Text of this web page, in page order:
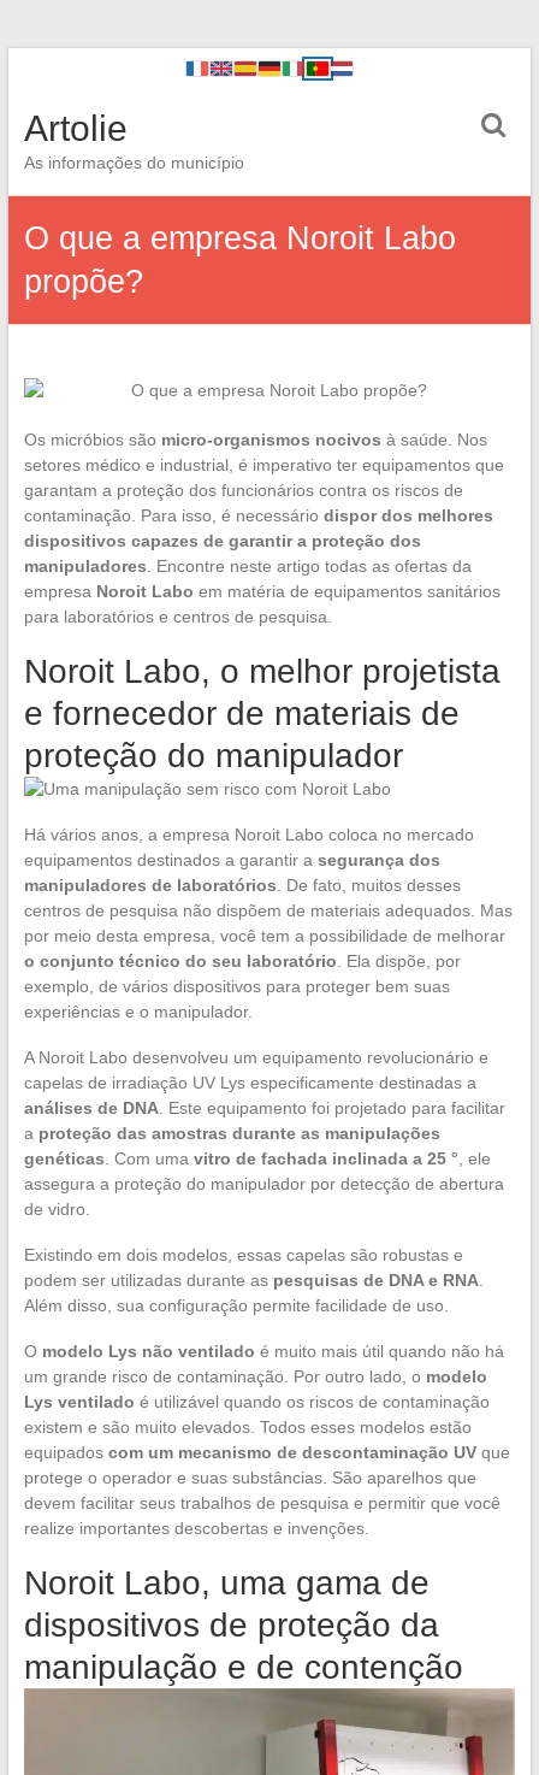
Artolie
As informações do município
O que a empresa Noroit Labo
propõe?
Os micróbios são micro-organismos nocivos à saúde. Nos
setores médico e industrial, é imperativo ter equipamentos que
garantam a proteção dos funcionários contra os riscos de
contaminação. Para isso, é necessário dispor dos melhores
dispositivos capazes de garantir a proteção dos
manipuladores . Encontre neste artigo todas as ofertas da
empresa Noroit Labo em matéria de equipamentos sanitários
para laboratórios e centros de pesquisa.
Noroit Labo, o melhor projetista
e fornecedor de materiais de
proteção do manipulador
Há vários anos, a empresa Noroit Labo coloca no mercado
equipamentos destinados a garantir a segurança dos
manipuladores de laboratórios . De fato, muitos desses
centros de pesquisa não dispõem de materiais adequados. Mas
por meio desta empresa, você tem a possibilidade de melhorar
o conjunto técnico do seu laboratório . Ela dispõe, por
exemplo, de vários dispositivos para proteger bem suas
experiências e o manipulador.
A Noroit Labo desenvolveu um equipamento revolucionário e
capelas de irradiação UV Lys especificamente destinadas a
análises de DNA. Este equipamento foi projetado para facilitar
a proteção das amostras durante as manipulações
genéticas . Com uma vitro de fachada inclinada a 25 ° , ele
assegura a proteção do manipulador por detecção de abertura
de vidro.
Existindo em dois modelos, essas capelas são robustas e
podem ser utilizadas durante as pesquisas de DNA e RNA.
Além disso, sua configuração permite facilidade de uso.
O modelo Lys não ventilado é muito mais útil quando não há
um grande risco de contaminação. Por outro lado, o modelo
Lys ventilado é utilizável quando os riscos de contaminação
existem e são muito elevados. Todos esses modelos estão
equipados com um mecanismo de descontaminação UVque
protege o operador e suas substâncias. São aparelhos que
devem facilitar seus trabalhos de pesquisa e permitir que você
realize importantes descobertas e invenções.
Noroit Labo, uma gama de
dispositivos de proteção da
manipulação e de contenção